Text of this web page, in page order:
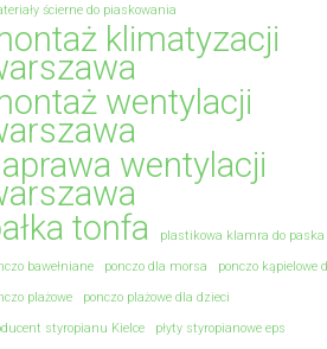
ścierne do piaskowania
klimatyzacji
wentylacji
wentylacji
tonfa
plastikowa klamra do paska
bawełniane
ponczo dla morsa
ponczo kąpielowe
plażowe
ponczo plażowe dla dzieci
styropianu Kielce
płyty styropianowe eps